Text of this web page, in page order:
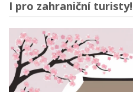
I pro zahraniční